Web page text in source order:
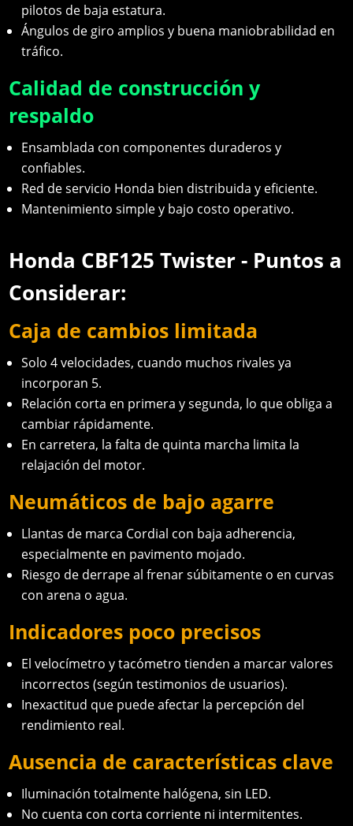
pilotos de baja estatura.
Ángulos de giro amplios y buena maniobrabilidad en
tráfico.
Calidad de construcción y
respaldo
Ensamblada con componentes duraderos y
confiables.
Red de servicio Honda bien distribuida y eficiente.
Mantenimiento simple y bajo costo operativo.
Honda CBF125 Twister - Puntos a
Considerar:
Caja de cambios limitada
Solo 4 velocidades, cuando muchos rivales ya
incorporan 5.
Relación corta en primera y segunda, lo que obliga a
cambiar rápidamente.
En carretera, la falta de quinta marcha limita la
relajación del motor.
Neumáticos de bajo agarre
Llantas de marca Cordial con baja adherencia,
especialmente en pavimento mojado.
Riesgo de derrape al frenar súbitamente o en curvas
con arena o agua.
Indicadores poco precisos
El velocímetro y tacómetro tienden a marcar valores
incorrectos (según testimonios de usuarios).
Inexactitud que puede afectar la percepción del
rendimiento real.
Ausencia de características clave
Iluminación totalmente halógena, sin LED.
No cuenta con corta corriente ni intermitentes.